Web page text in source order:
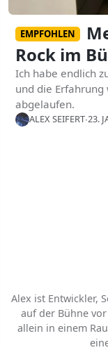
EMPFOHLEN
Rock im
Ich habe endlich
und die Erfahrung
abgelaufen.
ALEX SEIFERT∙23.
Alex ist Entwickler,
auf der Bühne
allein in einem